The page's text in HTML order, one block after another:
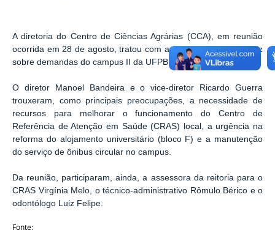
A diretoria do Centro de Ciências Agrárias (CCA), em reunião
ocorrida em 28 de agosto, tratou com a reitora Margareth Diniz
sobre demandas do campus II da UFPB.
O diretor Manoel Bandeira e o vice-diretor Ricardo Guerra
trouxeram, como principais preocupações, a necessidade de
recursos para melhorar o funcionamento do Centro de
Referência de Atenção em Saúde (CRAS) local, a urgência na
reforma do alojamento universitário (bloco F) e a manutenção
do serviço de ônibus circular no campus.
Da reunião, participaram, ainda, a assessora da reitoria para o
CRAS Virgínia Melo, o técnico-administrativo Rômulo Bérico e o
odontólogo Luiz Felipe.
Fonte: